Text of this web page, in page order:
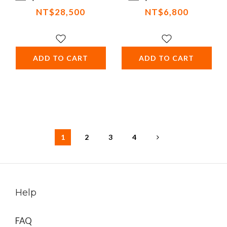
NT$28,500
ADD TO CART
NT$6,800
ADD TO CART
1 2 3 4
Help
FAQ